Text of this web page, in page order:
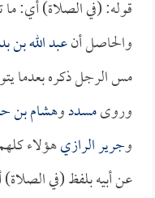
قوله: (في الصلاة) أي:
والحاصل أنعبد الله بن
مس الرجل ذكره بعدما
وروىمسددوهشام بن
وجرير الرازيهؤلاء
عن أبيه بلفظ (في